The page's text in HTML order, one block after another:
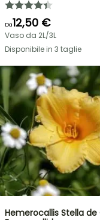
Da12,50 €
Vaso da 2L/3L
Disponibile in 3 taglie
Hemerocallis Stella